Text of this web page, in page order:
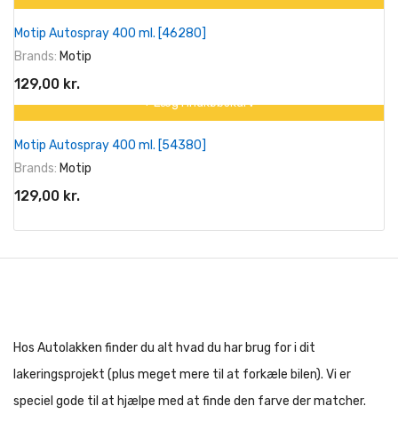
Motip Autospray 400 ml. [46280]
Brands: Motip
129,00 kr.
+ Læg I Indkøbskurv
Motip Autospray 400 ml. [54380]
Brands: Motip
129,00 kr.
Hos Autolakken finder du alt hvad du har brug for i dit
lakeringsprojekt (plus meget mere til at forkæle bilen). Vi er
speciel gode til at hjælpe med at finde den farve der matcher.